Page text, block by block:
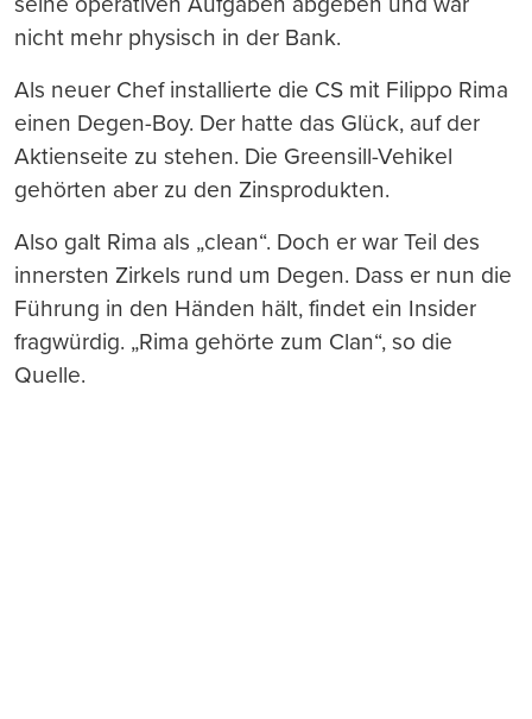
nicht mehr physisch in der Bank.
Als neuer Chef installierte die CS mit Filippo Rima
einen Degen-Boy. Der hatte das Glück, auf der
Aktienseite zu stehen. Die Greensill-Vehikel
gehörten aber zu den Zinsprodukten.
Also galt Rima als „clean“. Doch er war Teil des
innersten Zirkels rund um Degen. Dass er nun die
Führung in den Händen hält, findet ein Insider
fragwürdig. „Rima gehörte zum Clan“, so die
Quelle.